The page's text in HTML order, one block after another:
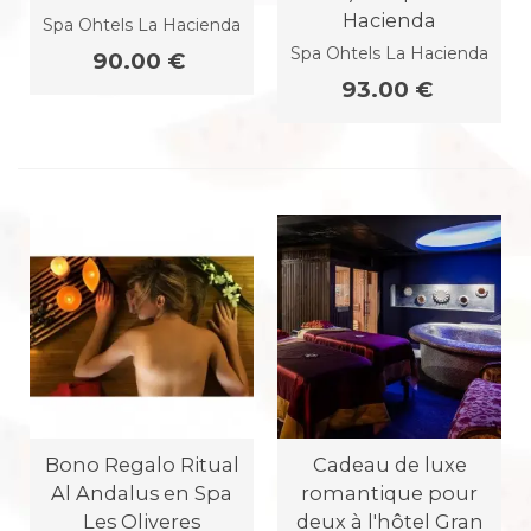
Spa Ohtels La Hacienda
90.00 €
Hacienda
Spa Ohtels La Hacienda
93.00 €
Bono Regalo Ritual
Al Andalus en Spa
Les Oliveres
Cadeau de luxe
romantique pour
deux à l'hôtel Gran